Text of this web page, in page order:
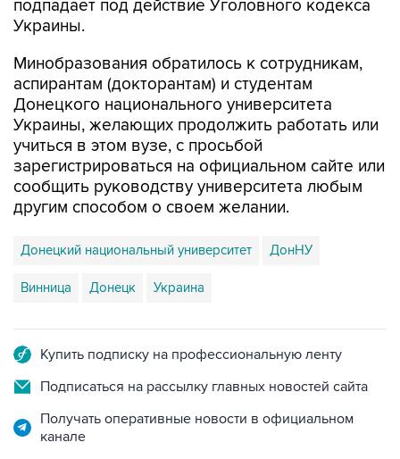
Минобразования обратилось к сотрудникам,
Донецкого национального университета
Украины, желающих продолжить работать или
учиться в этом вузе, с просьбой
зарегистрироваться на официальном сайте или
сообщить руководству университета любым
другим способом о своем желании.
Донецкий национальный университет ДонНУ
Винница Донецк Украина
Подписаться на рассылку главных новостей сайта
Получать оперативные новости в официальном